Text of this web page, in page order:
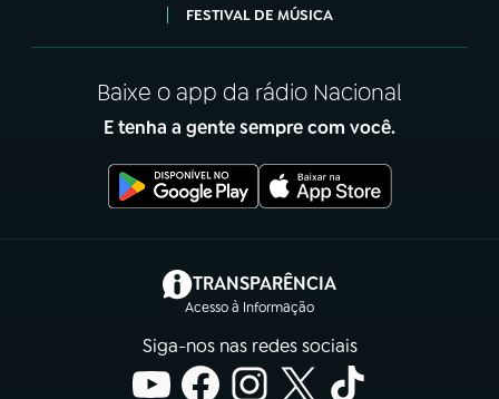
FESTIVAL DE MÚSICA
Baixe o app da rádio Nacional
E tenha a gente sempre com você.
TRANSPARÊNCIA
Acesso à Informação
(abre em nova aba)
Siga-nos nas redes sociais